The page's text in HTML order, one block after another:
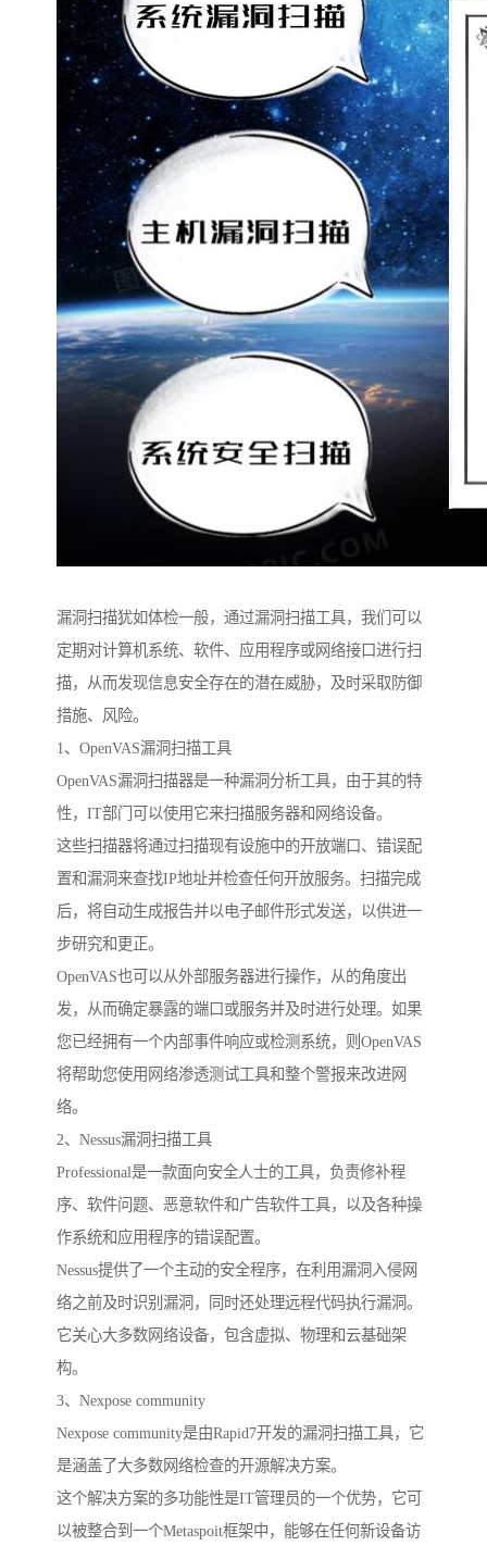
漏洞扫描犹如体检一般，通过漏洞扫描工具，我们可以
定期对计算机系统、软件、应用程序或网络接口进行扫
描，从而发现信息安全存在的潜在威胁，及时采取防御
措施、风险。
1、OpenVAS漏洞扫描工具
OpenVAS漏洞扫描器是一种漏洞分析工具，由于其的特
性，IT部门可以使用它来扫描服务器和网络设备。
这些扫描器将通过扫描现有设施中的开放端口、错误配
置和漏洞来查找IP地址并检查任何开放服务。扫描完成
后，将自动生成报告并以电子邮件形式发送，以供进一
步研究和更正。
OpenVAS也可以从外部服务器进行操作，从的角度出
发，从而确定暴露的端口或服务并及时进行处理。如果
您已经拥有一个内部事件响应或检测系统，则OpenVAS
将帮助您使用网络渗透测试工具和整个警报来改进网
络。
2、Nessus漏洞扫描工具
Professional是一款面向安全人士的工具，负责修补程
序、软件问题、恶意软件和广告软件工具，以及各种操
作系统和应用程序的错误配置。
Nessus提供了一个主动的安全程序，在利用漏洞入侵网
络之前及时识别漏洞，同时还处理远程代码执行漏洞。
它关心大多数网络设备，包含虚拟、物理和云基础架
构。
3、Nexpose community
Nexpose community是由Rapid7开发的漏洞扫描工具，它
是涵盖了大多数网络检查的开源解决方案。
这个解决方案的多功能性是IT管理员的一个优势，它可
以被整合到一个Metaspoit框架中，能够在任何新设备访